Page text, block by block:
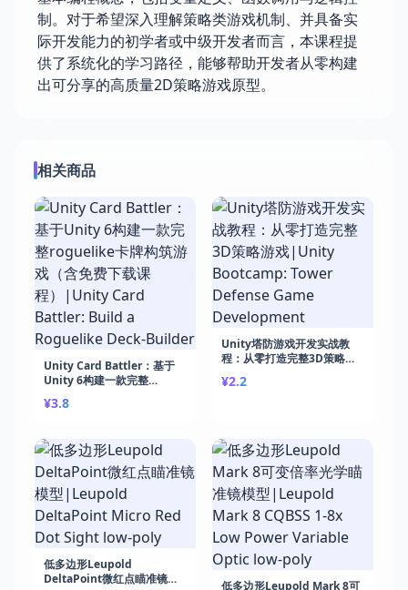
制。对于希望深入理解策略类游戏机制、并具备实
际开发能力的初学者或中级开发者而言，本课程提
供了系统化的学习路径，能够帮助开发者从零构建
出可分享的高质量2D策略游戏原型。
相关商品
Unity Card Battler：基于
Unity 6构建一款完整
免费下载课程）|Unity Card
Deck-Builder
¥3.8
Unity塔防游戏开发实战教
程：从零打造完整3D策略游
Defense Game
¥2.2
低多边形Leupold
DeltaPoint微红点瞄准镜模
低多边形Leupold Mark 8可